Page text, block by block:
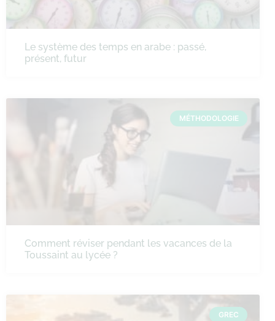
Le système des temps en arabe : passé,
présent, futur
MÉTHODOLOGIE
Comment réviser pendant les vacances de la
Toussaint au lycée ?
GREC